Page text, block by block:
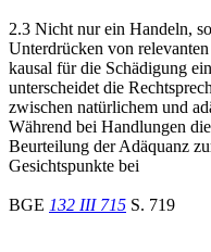
2.3 Nicht nur ein Handeln,
Unterdrücken von
kausal für die Schädigung
unterscheidet die
zwischen natürlichem und
Während bei Handlungen
Beurteilung der Adäquanz
Gesichtspunkte bei
BGE 132 III 715 S. 719